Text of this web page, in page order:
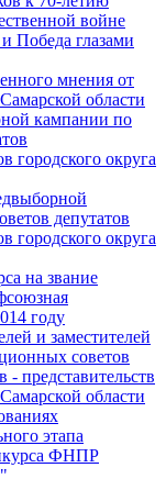
войне
Победа глазами
мнения от
области
кампании по
городского округа
депутатов
городского округа
на звание
году
и заместителей
советов
представительств
области
этапа
ФНПР